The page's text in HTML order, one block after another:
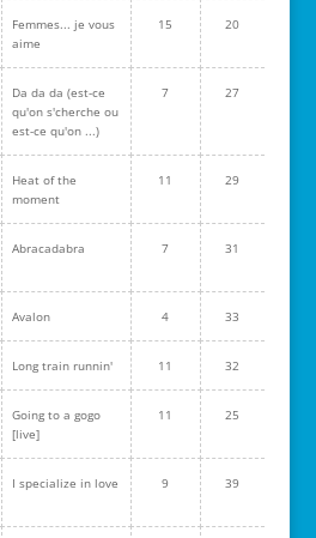
Femmes... je vous
aime
15 20
Da da da (est-ce
qu'on s'cherche ou
est-ce qu'on ...)
7 27
Heat of the
moment
11 29
Abracadabra 7 31
Avalon 4 33
Long train runnin' 11 32
Going to a gogo
[live]
11 25
I specialize in love 9 39